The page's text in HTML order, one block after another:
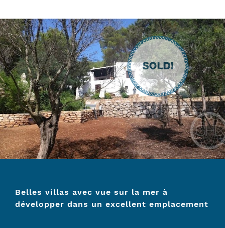
Belles villas avec vue sur la mer à
développer dans un excellent emplacement